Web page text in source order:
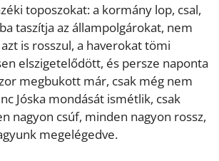
toposzokat: a kormány lop, csal,
taszítja az állampolgárokat, nem
is rosszul, a haverokat tömi
elszigetelődött, és persze naponta
megbukott már, csak még nem
Jóska mondását ismétlik, csak
nagyon csúf, minden nagyon rossz,
megelégedve.